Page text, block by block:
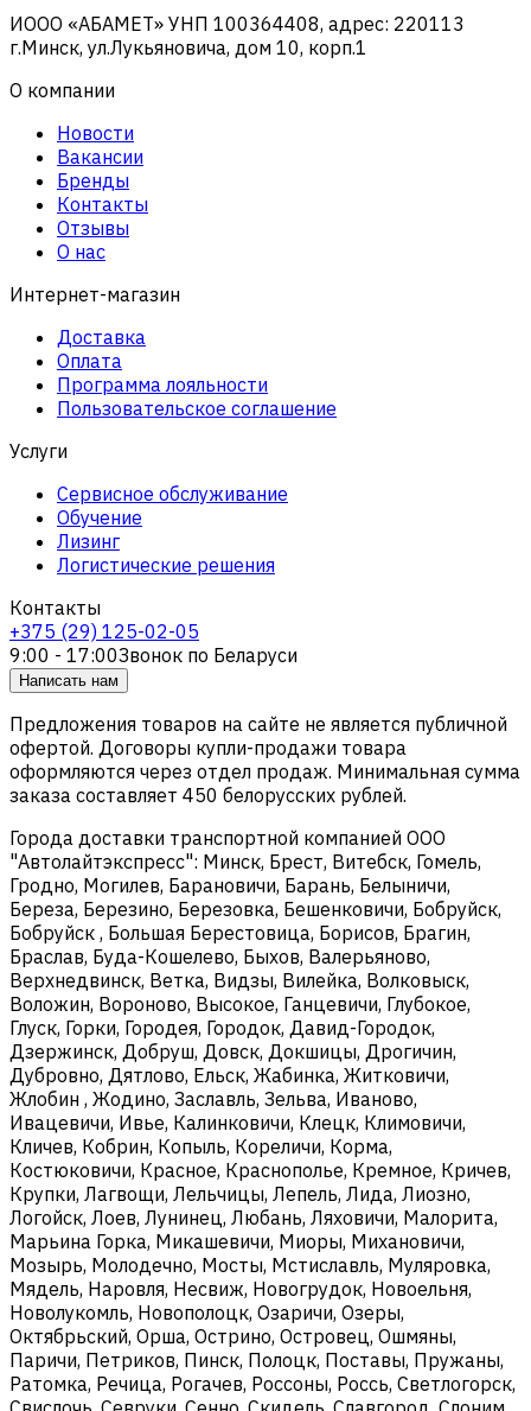
ИООО «АБАМЕТ» УНП 100364408, адрес: 220113
г.Минск, ул.Лукьяновича, дом 10, корп.1
О компании
Новости
Вакансии
Бренды
Контакты
Отзывы
О нас
Интернет-магазин
Доставка
Оплата
Программа лояльности
Пользовательское соглашение
Услуги
Сервисное обслуживание
Обучение
Лизинг
Логистические решения
Контакты
+375 (29) 125-02-05
9:00 - 17:00Звонок по Беларуси
Написать нам
Предложения товаров на сайте не является публичной
офертой. Договоры купли-продажи товара
оформляются через отдел продаж. Минимальная сумма
заказа составляет 450 белорусских рублей.
Города доставки транспортной компанией ООО
"Автолайтэкспресс": Минск, Брест, Витебск, Гомель,
Гродно, Могилев, Барановичи, Барань, Белыничи,
Береза, Березино, Березовка, Бешенковичи, Бобруйск,
Бобруйск , Большая Берестовица, Борисов, Брагин,
Браслав, Буда-Кошелево, Быхов, Валерьяново,
Верхнедвинск, Ветка, Видзы, Вилейка, Волковыск,
Воложин, Вороново, Высокое, Ганцевичи, Глубокое,
Глуск, Горки, Городея, Городок, Давид-Городок,
Дзержинск, Добруш, Довск, Докшицы, Дрогичин,
Дубровно, Дятлово, Ельск, Жабинка, Житковичи,
Жлобин , Жодино, Заславль, Зельва, Иваново,
Ивацевичи, Ивье, Калинковичи, Клецк, Климовичи,
Кличев, Кобрин, Копыль, Кореличи, Корма,
Костюковичи, Красное, Краснополье, Кремное, Кричев,
Крупки, Лагвощи, Лельчицы, Лепель, Лида, Лиозно,
Логойск, Лоев, Лунинец, Любань, Ляховичи, Малорита,
Марьина Горка, Микашевичи, Миоры, Михановичи,
Мозырь, Молодечно, Мосты, Мстиславль, Муляровка,
Мядель, Наровля, Несвиж, Новогрудок, Новоельня,
Новолукомль, Новополоцк, Озаричи, Озеры,
Октябрьский, Орша, Острино, Островец, Ошмяны,
Паричи, Петриков, Пинск, Полоцк, Поставы, Пружаны,
Ратомка, Речица, Рогачев, Россоны, Россь, Светлогорск,